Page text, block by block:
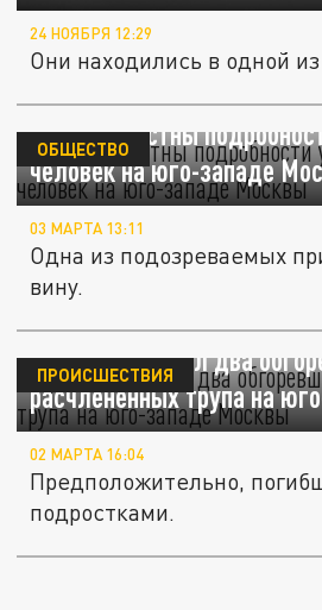
24 НОЯБРЯ 12:29
Они находились в одной из
Стали известны
человек на юго-западе
ОБЩЕСТВО
03 МАРТА 13:11
Одна из подозреваемых
вину.
Прохожий нашел два
расчленённых трупа на
ПРОИСШЕСТВИЯ
02 МАРТА 16:04
Предположительно,
подростками.